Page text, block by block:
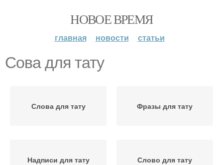
НОВОЕ ВРЕМЯ
главная новости статьи
Сова для тату
Слова для тату Фразы для тату
Надписи для тату Слово для тату